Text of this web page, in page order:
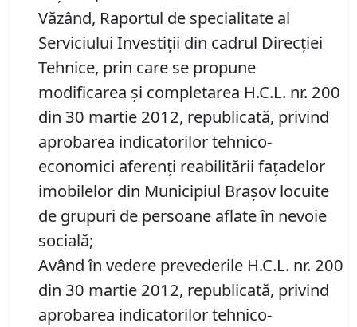
Văzând, Raportul de specialitate al
Serviciului Investiții din cadrul Direcției
Tehnice, prin care se propune
modificarea şi completarea H.C.L. nr. 200
din 30 martie 2012, republicată, privind
aprobarea indicatorilor tehnico-
economici aferenţi reabilitării faţadelor
imobilelor din Municipiul Braşov locuite
de grupuri de persoane aflate în nevoie
socială;
Având în vedere prevederile H.C.L. nr. 200
din 30 martie 2012, republicată, privind
aprobarea indicatorilor tehnico-